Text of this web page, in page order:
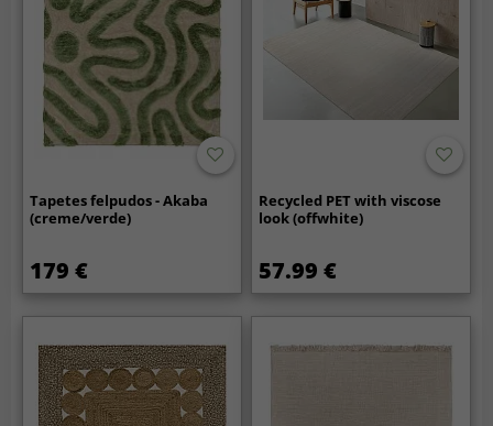
Tapetes felpudos - Akaba
(creme/verde)
179 €
Recycled PET with viscose
look (offwhite)
57.99 €